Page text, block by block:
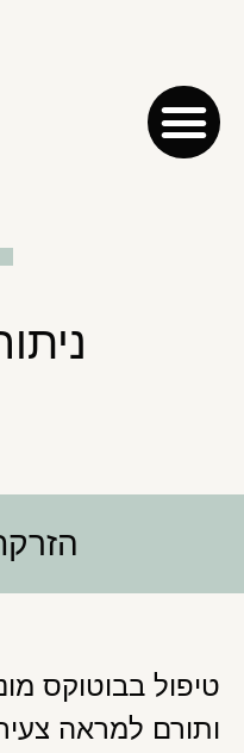
טיפול בבוטוקס
ותורם למראה